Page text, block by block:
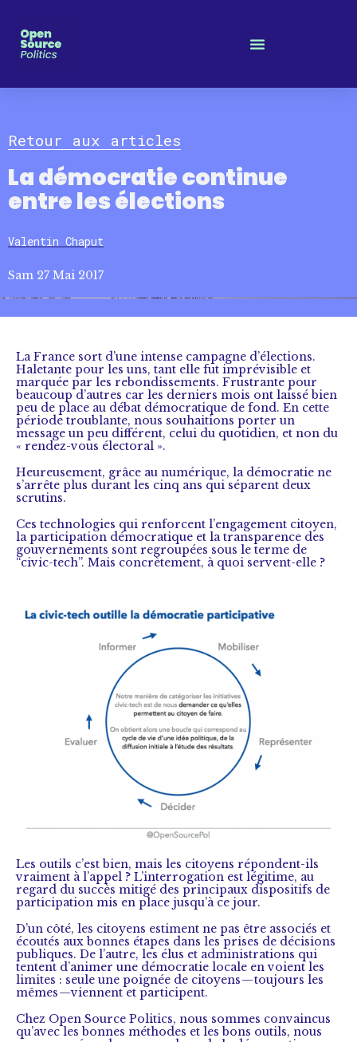
Retour aux articles
La démocratie continue
entre les élections
Valentin Chaput
Sam 27 Mai 2017
La France sort d’une intense campagne d’élections.
Haletante pour les uns, tant elle fut imprévisible et
marquée par les rebondissements. Frustrante pour
beaucoup d’autres car les derniers mois ont laissé bien
peu de place au débat démocratique de fond. En cette
période troublante, nous souhaitions porter un
message un peu différent, celui du quotidien, et non du
« rendez-vous électoral ».
Heureusement, grâce au numérique, la démocratie ne
s’arrête plus durant les cinq ans qui séparent deux
scrutins.
Ces technologies qui renforcent l’engagement citoyen,
la participation démocratique et la transparence des
gouvernements sont regroupées sous le terme de
“civic-tech”. Mais concrètement, à quoi servent-elle ?
Les outils c’est bien, mais les citoyens répondent-ils
vraiment à l’appel ? L’interrogation est légitime, au
regard du succès mitigé des principaux dispositifs de
participation mis en place jusqu’à ce jour.
D’un côté, les citoyens estiment ne pas être associés et
écoutés aux bonnes étapes dans les prises de décisions
publiques. De l’autre, les élus et administrations qui
tentent d’animer une démocratie locale en voient les
limites : seule une poignée de citoyens — toujours les
mêmes — viennent et participent.
Chez Open Source Politics, nous sommes convaincus
qu’avec les bonnes méthodes et les bons outils, nous